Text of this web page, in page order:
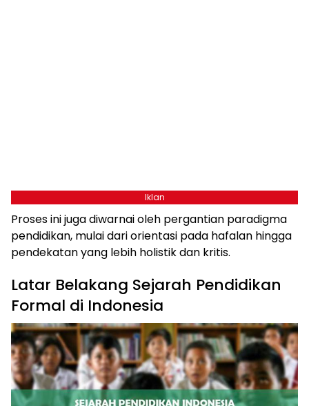
Iklan
Proses ini juga diwarnai oleh pergantian paradigma
pendidikan, mulai dari orientasi pada hafalan hingga
pendekatan yang lebih holistik dan kritis.
Latar Belakang Sejarah Pendidikan
Formal di Indonesia